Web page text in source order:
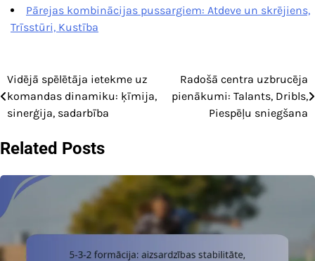
Pārejas kombinācijas pussargiem: Atdeve un skrējiens,
Trīsstūri, Kustība
Post
navigation
Vidējā spēlētāja ietekme uz
komandas dinamiku: ķīmija,
sinerģija, sadarbība
Radošā centra uzbrucēja
pienākumi: Talants, Dribls,
Piespēļu sniegšana
Related Posts